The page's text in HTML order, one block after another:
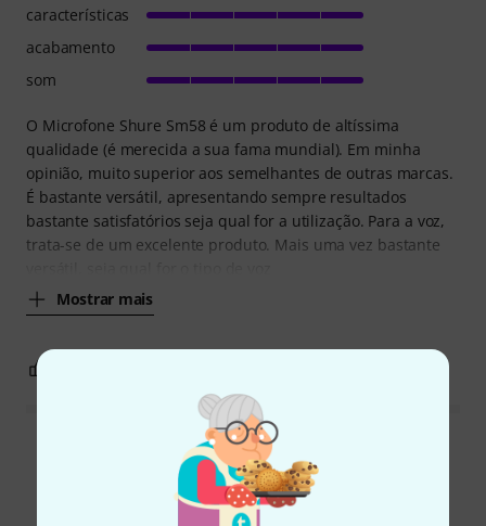
O Microfone Shure Sm58 é um produto de altíssima
qualidade (é merecida a sua fama mundial). Em minha
opinião, muito superior aos semelhantes de outras marcas.
É bastante versátil, apresentando sempre resultados
bastante satisfatórios seja qual for a utilização. Para a voz,
trata-se de um excelente produto. Mais uma vez bastante
Mostrar mais
características
acabamento
som
Ler todas as reviews